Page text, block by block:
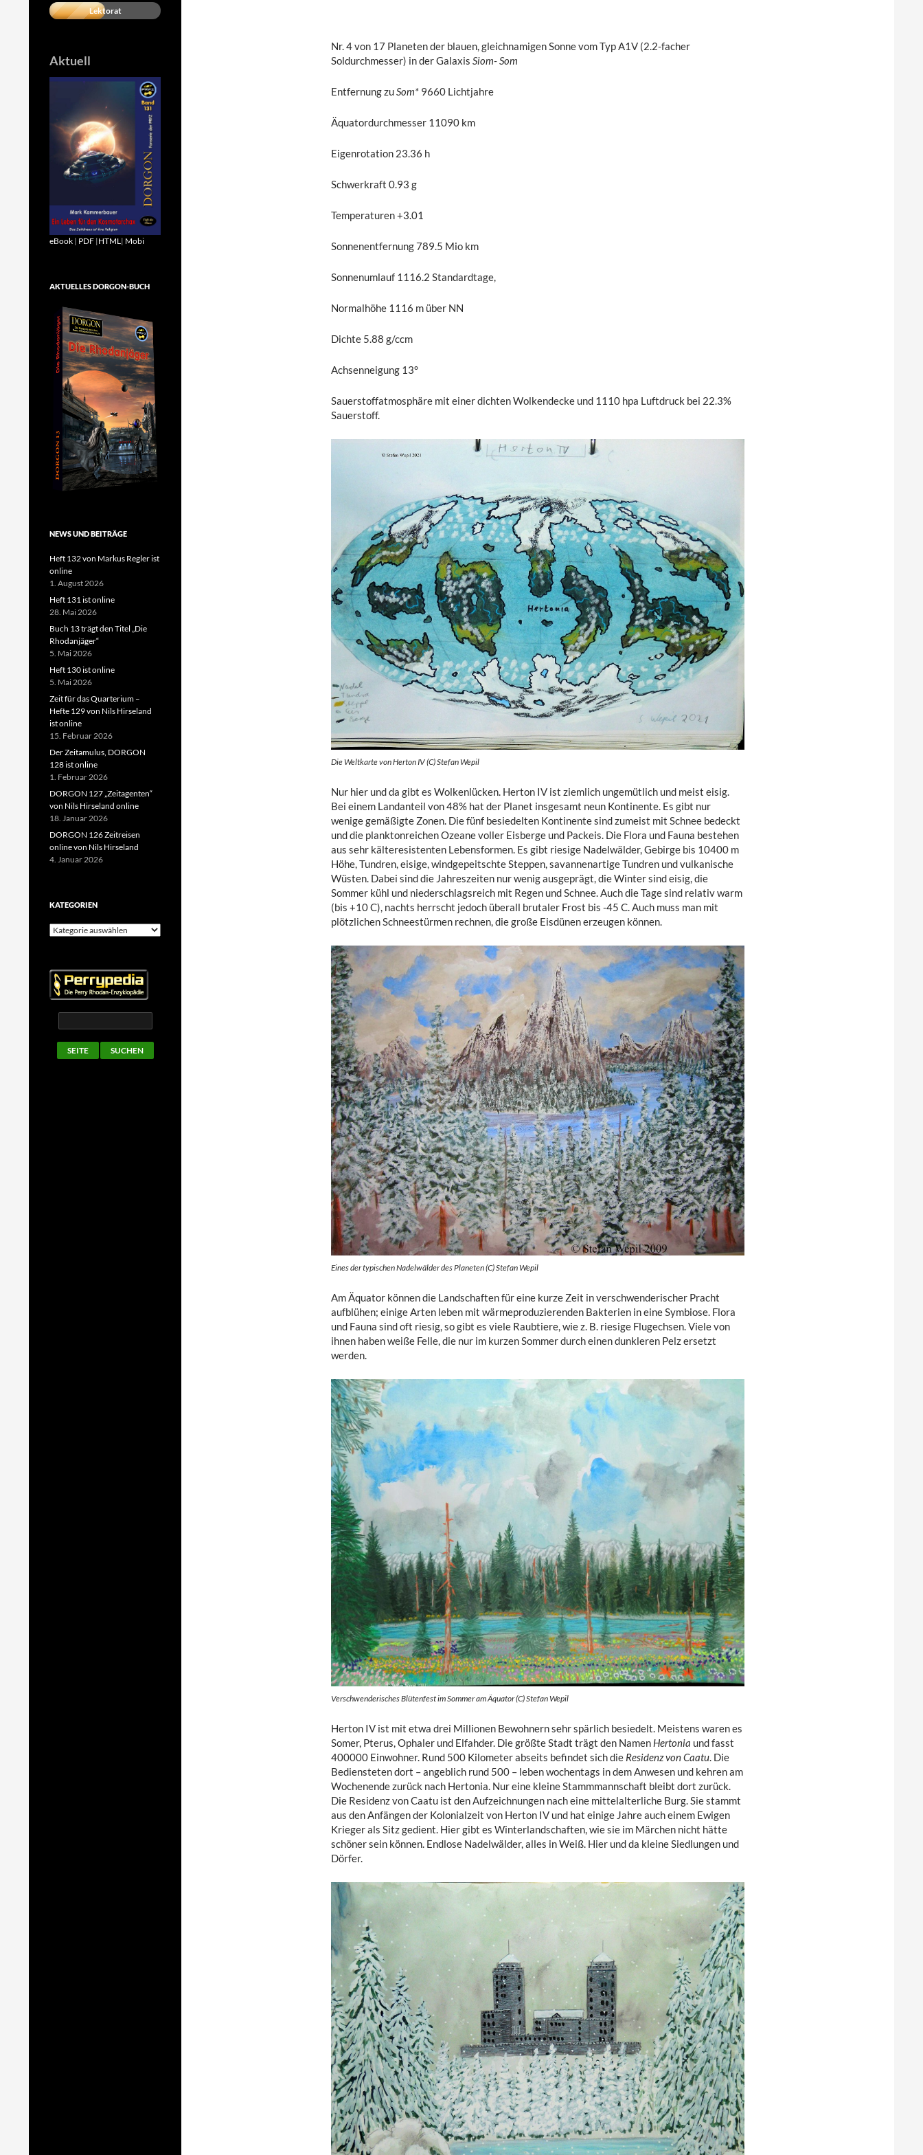
Nr. 4 von 17 Planeten der blauen, gleichnamigen Sonne vom Typ A1V (2.2-facher
Soldurchmesser) in der Galaxis Siom- Som
Entfernung zuSom*9660 Lichtjahre
Äquatordurchmesser 11090 km
Eigenrotation 23.36 h
Schwerkraft 0.93 g
Temperaturen +3.01
Sonnenentfernung 789.5 Mio km
Sonnenumlauf 1116.2 Standardtage,
Normalhöhe 1116 m über NN
Dichte 5.88 g/ccm
Achsenneigung 13°
Sauerstoffatmosphäre mit einer dichten Wolkendecke und 1110 hpa Luftdruck bei 22.3%
Sauerstoff.
Die Weltkarte von Herton IV (C) Stefan Wepil
Nur hier und da gibt es Wolkenlücken. Herton IV ist ziemlich ungemütlich und meist eisig.
Bei einem Landanteil von 48% hat der Planet insgesamt neun Kontinente. Es gibt nur
wenige gemäßigte Zonen. Die fünf besiedelten Kontinente sind zumeist mit Schnee bedeckt
und die planktonreichen Ozeane voller Eisberge und Packeis. Die Flora und Fauna bestehen
aus sehr kälteresistenten Lebensformen. Es gibt riesige Nadelwälder, Gebirge bis 10400 m
Höhe, Tundren, eisige, windgepeitschte Steppen, savannenartige Tundren und vulkanische
Wüsten. Dabei sind die Jahreszeiten nur wenig ausgeprägt, die Winter sind eisig, die
Sommer kühl und niederschlagsreich mit Regen und Schnee. Auch die Tage sind relativ warm
(bis +10 C), nachts herrscht jedoch überall brutaler Frost bis -45 C. Auch muss man mit
plötzlichen Schneestürmen rechnen, die große Eisdünen erzeugen können.
Eines der typischen Nadelwälder des Planeten (C) Stefan Wepil
Am Äquator können die Landschaften für eine kurze Zeit in verschwenderischer Pracht
aufblühen; einige Arten leben mit wärmeproduzierenden Bakterien in eine Symbiose. Flora
und Fauna sind oft riesig, so gibt es viele Raubtiere, wie z. B. riesige Flugechsen. Viele von
ihnen haben weiße Felle, die nur im kurzen Sommer durch einen dunkleren Pelz ersetzt
werden.
Verschwenderisches Blütenfest im Sommer am Äquator (C) Stefan Wepil
Herton IV ist mit etwa drei Millionen Bewohnern sehr spärlich besiedelt. Meistens waren es
Somer, Pterus, Ophaler und Elfahder. Die größte Stadt trägt den Namen Hertonia und fasst
400000 Einwohner. Rund 500 Kilometer abseits befindet sich die Residenz von Caatu. Die
Bediensteten dort – angeblich rund 500 – leben wochentags in dem Anwesen und kehren am
Wochenende zurück nach Hertonia. Nur eine kleine Stammmannschaft bleibt dort zurück.
Die Residenz von Caatu ist den Aufzeichnungen nach eine mittelalterliche Burg. Sie stammt
aus den Anfängen der Kolonialzeit von Herton IV und hat einige Jahre auch einem Ewigen
Krieger als Sitz gedient. Hier gibt es Winterlandschaften, wie sie im Märchen nicht hätte
schöner sein können. Endlose Nadelwälder, alles in Weiß. Hier und da kleine Siedlungen und
Dörfer.
Lektorat
Aktuell
eBook | PDF |HTML | Mobi
AKTUELLES DORGON-BUCH
NEWS UND BEITRÄGE
Heft 132 von Markus Regler ist
online
1. August 2026
Heft 131 ist online
28. Mai 2026
Buch 13 trägt den Titel „Die
Rhodanjäger“
5. Mai 2026
Heft 130 ist online
5. Mai 2026
Zeit für das Quarterium –
Hefte 129 von Nils Hirseland
ist online
15. Februar 2026
Der Zeitamulus, DORGON
128 ist online
1. Februar 2026
DORGON 127 „Zeitagenten“
von Nils Hirseland online
18. Januar 2026
DORGON 126 Zeitreisen
online von Nils Hirseland
4. Januar 2026
KATEGORIEN
Kategorien